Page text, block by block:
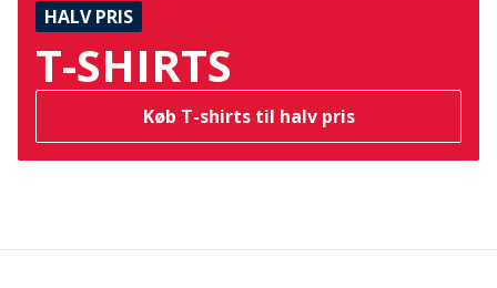
HALV PRIS
T-SHIRTS
Køb T-shirts til halv pris